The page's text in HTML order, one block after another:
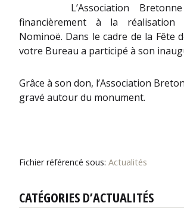
L’Association Bretonne
financièrement à la réalisation
Nominoë. Dans le cadre de la Fête
votre Bureau a participé à son
Grâce à son don, l’Association
gravé autour du monument.
Fichier référencé sous: Actualités
CATÉGORIES D’ACTUALITÉS